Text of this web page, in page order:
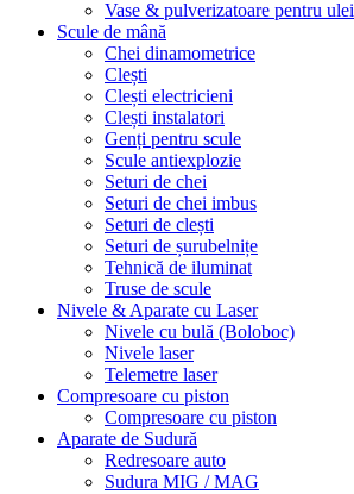
Vase & pulverizatoare pentru ulei
Scule de mână
Chei dinamometrice
Clești
Clești electricieni
Clești instalatori
Genți pentru scule
Scule antiexplozie
Seturi de chei
Seturi de chei imbus
Seturi de clești
Seturi de șurubelnițe
Tehnică de iluminat
Truse de scule
Nivele & Aparate cu Laser
Nivele cu bulă (Boloboc)
Nivele laser
Telemetre laser
Compresoare cu piston
Compresoare cu piston
Aparate de Sudură
Redresoare auto
Sudura MIG / MAG